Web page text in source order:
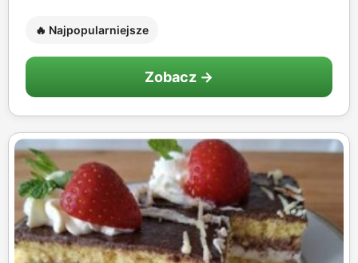
🔥 Najpopularniejsze
Zobacz →